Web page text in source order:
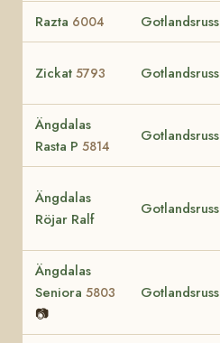
Razta 6004 Gotlandsruss
Zickat 5793 Gotlandsruss
Ängdalas
Rasta P 5814
Gotlandsruss
Ängdalas
Röjar Ralf
Gotlandsruss
Ängdalas
Seniora 5803
📷
Gotlandsruss